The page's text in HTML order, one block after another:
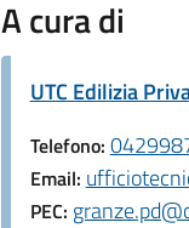
A cura di
UTC Edilizia
Telefono:
Email:
PEC: